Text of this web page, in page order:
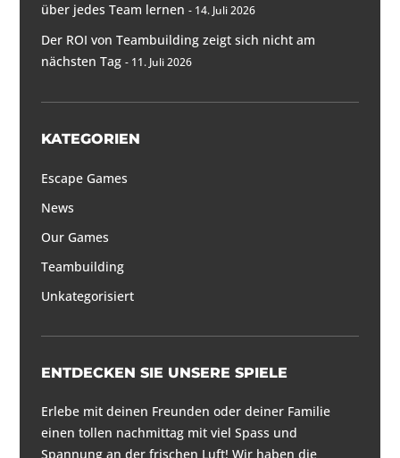
über jedes Team lernen
14. Juli 2026
Der ROI von Teambuilding zeigt sich nicht am
nächsten Tag
11. Juli 2026
KATEGORIEN
Escape Games
News
Our Games
Teambuilding
Unkategorisiert
ENTDECKEN SIE UNSERE SPIELE
Erlebe mit deinen Freunden oder deiner Familie
einen tollen nachmittag mit viel Spass und
Spannung an der frischen Luft! Wir haben die